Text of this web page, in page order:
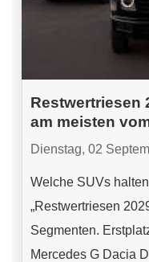
Restwertriesen
am meisten
Dienstag, 02
Welche SUVs
„Restwertriesen
Segmenten.
Mercedes G Dacia